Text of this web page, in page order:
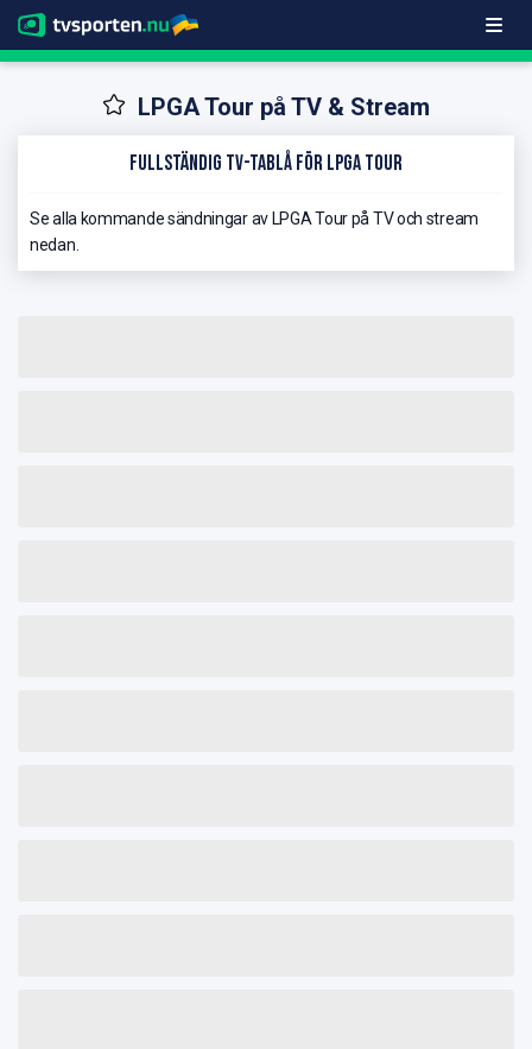
LPGA Tour på TV & Stream
Fullständig TV-Tablå för LPGA Tour
Se alla kommande sändningar av LPGA Tour på TV och stream
nedan.